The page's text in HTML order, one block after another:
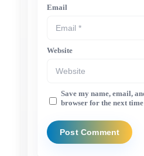
Email
Website
Save my name, email,
browser for the next